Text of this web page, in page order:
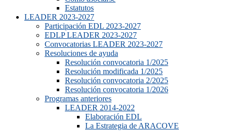
Estatutos
LEADER 2023-2027
Participación EDL 2023-2027
EDLP LEADER 2023-2027
Convocatorias LEADER 2023-2027
Resoluciones de ayuda
Resolución convocatoria 1/2025
Resolución modificada 1/2025
Resolución convocatoria 2/2025
Resolución convocatoria 1/2026
Programas anteriores
LEADER 2014-2022
Elaboración EDL
La Estrategia de ARACOVE